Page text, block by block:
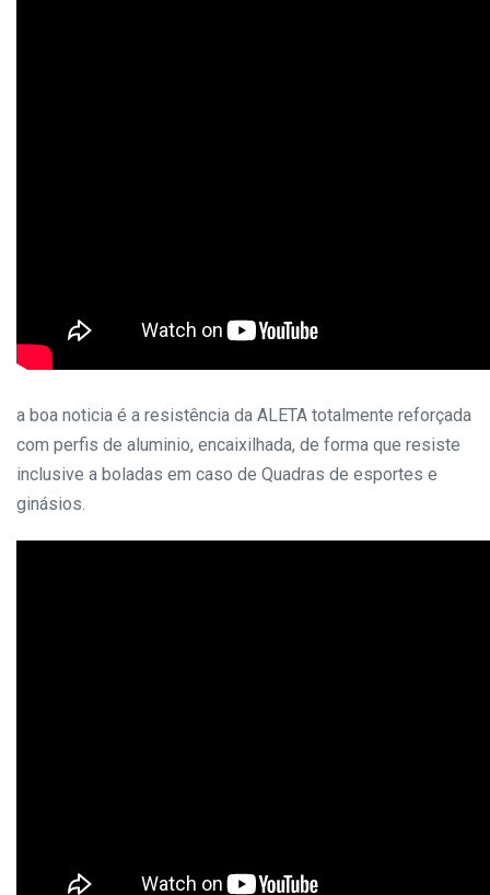
a boa noticia é a resistência da ALETA totalmente reforçada
com perfis de aluminio, encaixilhada, de forma que resiste
inclusive a boladas em caso de Quadras de esportes e
ginásios.